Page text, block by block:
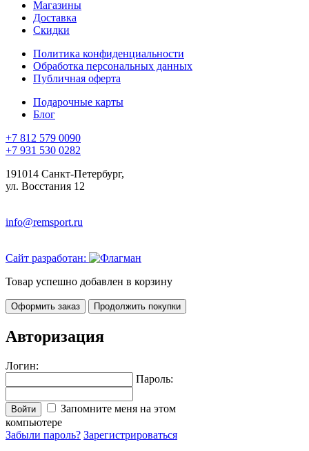
Магазины
Доставка
Скидки
Политика конфиденциальности
Обработка персональных данных
Публичная оферта
Подарочные карты
Блог
+7 812 579 0090
+7 931 530 0282
191014 Санкт-Петербург,
ул. Восстания 12
info@remsport.ru
Сайт разработан:
Товар успешно добавлен в корзину
Оформить заказ Продолжить покупки
Авторизация
Логин:
Пароль:
Войти
Запомните меня на этом
компьютере
Забыли пароль? Зарегистрироваться